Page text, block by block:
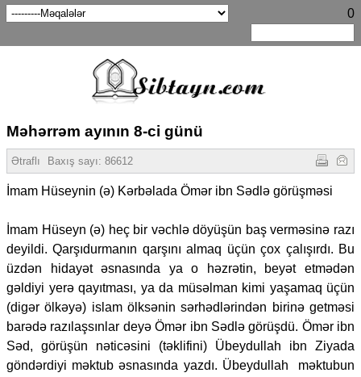
0
Məhərrəm ayının 8-ci günü
Ətraflı Baxış sayı: 86612
İmam Hüseynin (ə) Kərbəlada Ömər ibn Sədlə görüşməsi
İmam Hüseyn (ə) heç bir vəchlə döyüşün baş verməsinə razı
deyildi. Qarşıdurmanın qarşını almaq üçün çox çalışırdı. Bu
üzdən hidayət əsnasında ya o həzrətin, beyət etmədən
gəldiyi yerə qayıtması, ya da müsəlman kimi yaşamaq üçün
(digər ölkəyə) islam ölksənin sərhədlərindən birinə getməsi
barədə razılaşsınlar deyə Ömər ibn Sədlə görüşdü. Ömər ibn
Səd, görüşün nəticəsini (təklifini) Übeydullah ibn Ziyada
göndərdiyi məktub əsnasında yazdı. Übeydullah məktubun